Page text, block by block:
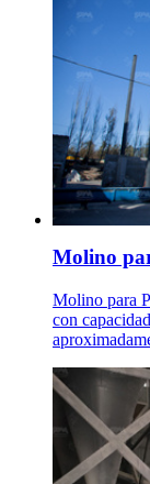
Molino
Molino para
con